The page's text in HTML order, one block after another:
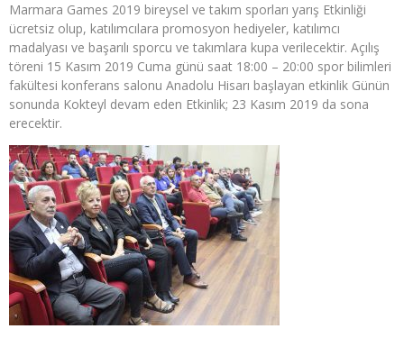
Marmara Games 2019 bireysel ve takım sporları yarış Etkinliği
ücretsiz olup, katılımcılara promosyon hediyeler, katılımcı
madalyası ve başarılı sporcu ve takımlara kupa verilecektir. Açılış
töreni 15 Kasım 2019 Cuma günü saat 18:00 – 20:00 spor bilimleri
fakültesi konferans salonu Anadolu Hisarı başlayan etkinlik Günün
sonunda Kokteyl devam eden Etkinlik; 23 Kasım 2019 da sona
erecektir.